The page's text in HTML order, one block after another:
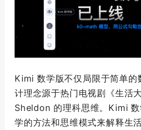
Kimi 数学版不仅局限于简单的
计理念源于热门电视剧《生活
Sheldon 的理科思维。Kimi
学的方法和思维模式来解释生